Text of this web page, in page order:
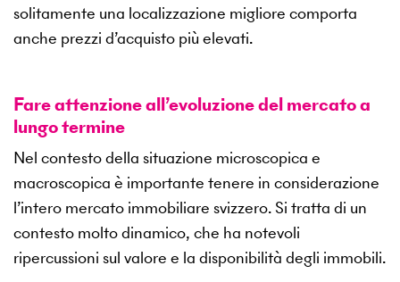
solitamente una localizzazione migliore comporta
anche prezzi d’acquisto più elevati.
Fare attenzione all’evoluzione del mercato a
lungo termine
Nel contesto della situazione microscopica e
macroscopica è importante tenere in considerazione
l’intero mercato immobiliare svizzero. Si tratta di un
contesto molto dinamico, che ha notevoli
ripercussioni sul valore e la disponibilità degli immobili.